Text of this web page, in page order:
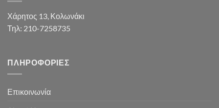
Χάρητος 13, Κολωνάκι
Τηλ: 210-7258735
ΠΛΗΡΟΦΟΡΊΕΣ
Επικοινωνία